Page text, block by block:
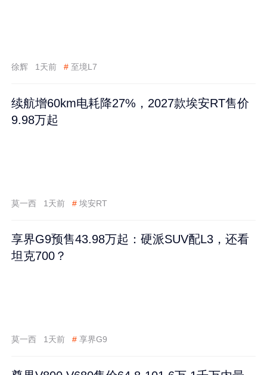
徐辉 1天前 # 至境L7
续航增60km电耗降27%，2027款埃安RT售价
9.98万起
莫一西 1天前 # 埃安RT
享界G9预售43.98万起：硬派SUV配L3，还看
坦克700？
莫一西 1天前 # 享界G9